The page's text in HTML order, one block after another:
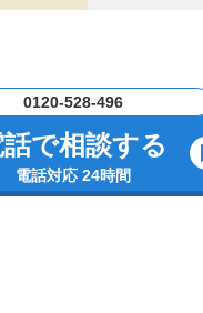
0120-528-496
話で相談する
電話対応 24時間